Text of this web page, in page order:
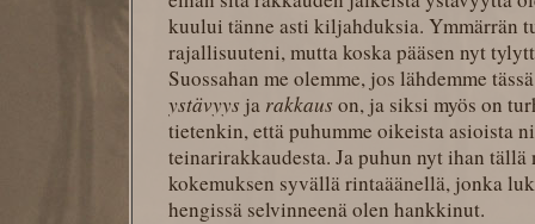
kuului tänne asti kiljahduksia. Ymmärrän
rajallisuuteni, mutta koska pääsen nyt
Suossahan me olemme, jos lähdemme
ystävyys ja rakkauson, ja siksi myös on
tietenkin, että puhumme oikeista asioista
teinarirakkaudesta. Ja puhun nyt ihan
kokemuksen syvällä rintaäänellä, jonka
hengissä selvinneenä olen hankkinut.